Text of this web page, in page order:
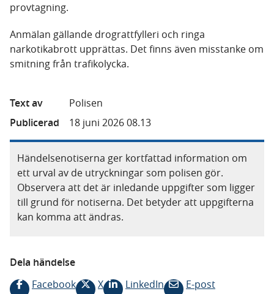
provtagning.
Anmälan gällande drograttfylleri och ringa
narkotikabrott upprättas. Det finns även misstanke om
smitning från trafikolycka.
Text av
Polisen
Publicerad
18 juni 2026 08.13
Händelsenotiserna ger kortfattad information om
ett urval av de utryckningar som polisen gör.
Observera att det är inledande uppgifter som ligger
till grund för notiserna. Det betyder att uppgifterna
kan komma att ändras.
Dela händelse
Facebook
X LinkedIn E-post